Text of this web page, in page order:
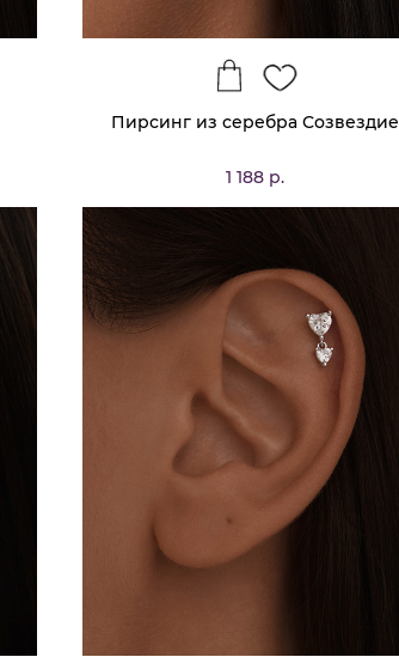
Пирсинг из серебра Созвездие
1 188 р.